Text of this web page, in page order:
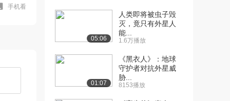
手机看
05:06
人类即将被虫子毁
灭，竟只有外星人
能...
1.6万播放
01:07
《黑衣人》：地球
守护者对抗外星威
胁...
8153播放